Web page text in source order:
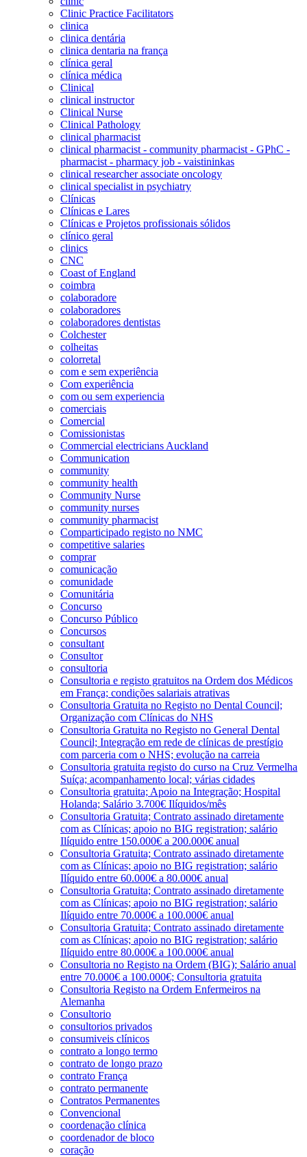
Clinic Practice Facilitators
clinica
clinica dentária
clinica dentaria na frança
clínica geral
clínica médica
Clinical
clinical instructor
Clinical Nurse
Clinical Pathology
clinical pharmacist
clinical pharmacist - community pharmacist - GPhC -
pharmacist - pharmacy job - vaistininkas
clinical researcher associate oncology
clinical specialist in psychiatry
Clínicas
Clínicas e Lares
Clínicas e Projetos profissionais sólidos
clínico geral
clinics
CNC
Coast of England
coimbra
colaboradore
colaboradores
colaboradores dentistas
Colchester
colheitas
colorretal
com e sem experiência
Com experiência
com ou sem experiencia
comerciais
Comercial
Comissionistas
Commercial electricians Auckland
Communication
community
community health
Community Nurse
community nurses
community pharmacist
Comparticipado registo no NMC
competitive salaries
comprar
comunicação
comunidade
Comunitária
Concurso
Concurso Público
Concursos
consultant
Consultor
consultoria
Consultoria e registo gratuitos na Ordem dos Médicos
em França; condições salariais atrativas
Consultoria Gratuita no Registo no Dental Council;
Organização com Clínicas do NHS
Consultoria Gratuita no Registo no General Dental
Council; Integração em rede de clínicas de prestígio
com parceria com o NHS; evolução na carreia
Consultoria gratuita registo do curso na Cruz Vermelha
Suíça; acompanhamento local; várias cidades
Consultoria gratuita; Apoio na Integração; Hospital
Holanda; Salário 3.700€ Ilíquidos/mês
Consultoria Gratuita; Contrato assinado diretamente
com as Clínicas; apoio no BIG registration; salário
Ilíquido entre 150.000€ a 200.000€ anual
Consultoria Gratuita; Contrato assinado diretamente
com as Clínicas; apoio no BIG registration; salário
Ilíquido entre 60.000€ a 80.000€ anual
Consultoria Gratuita; Contrato assinado diretamente
com as Clínicas; apoio no BIG registration; salário
Ilíquido entre 70.000€ a 100.000€ anual
Consultoria Gratuita; Contrato assinado diretamente
com as Clínicas; apoio no BIG registration; salário
Ilíquido entre 80.000€ a 100.000€ anual
Consultoria no Registo na Ordem (BIG); Salário anual
entre 70.000€ a 100.000€; Consultoria gratuita
Consultoria Registo na Ordem Enfermeiros na
Alemanha
Consultorio
consultorios privados
consumiveis clínicos
contrato a longo termo
contrato de longo prazo
contrato França
contrato permanente
Contratos Permanentes
Convencional
coordenação clínica
coordenador de bloco
coração